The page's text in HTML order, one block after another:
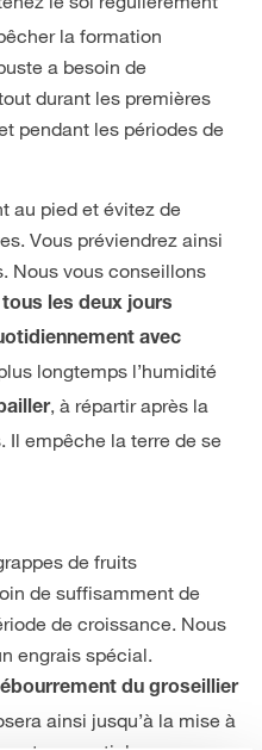
la formation
a besoin de
durant les premières
pendant les périodes de
au pied et évitez de
Vous préviendrez ainsi
Nous vous conseillons
tous les deux jours
avec
longtemps l’humidité
pailler, à répartir après la
Il empêche la terre de se
de fruits
de suffisamment de
de croissance. Nous
engrais spécial.
du groseillier
ainsi jusqu’à la mise à